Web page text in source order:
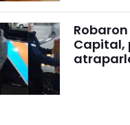
Capital,